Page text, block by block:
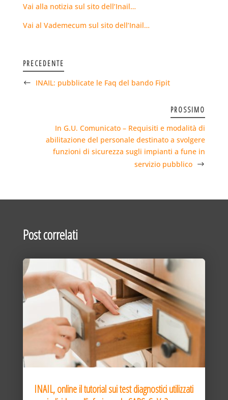
Vai alla notizia sul sito dell’Inail…
Vai al Vademecum sul sito dell’Inail…
PRECEDENTE
INAIL: pubblicate le Faq del bando Fipit
PROSSIMO
In G.U. Comunicato – Requisiti e modalità di
abilitazione del personale destinato a svolgere
funzioni di sicurezza sugli impianti a fune in
servizio pubblico
Post correlati
INAIL, online il tutorial sui test diagnostici utilizzati